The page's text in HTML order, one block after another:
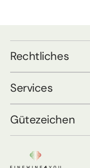
Rechtliches
Services
Gütezeichen